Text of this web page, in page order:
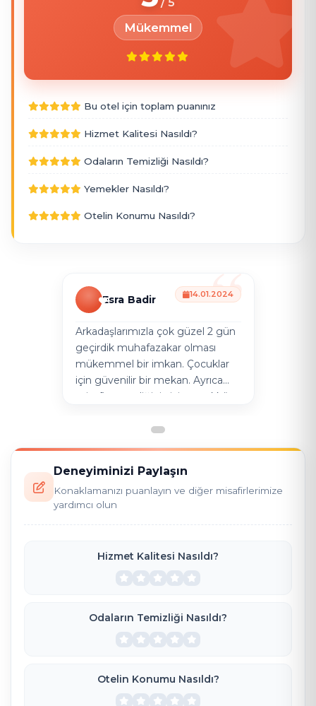
Mükemmel
Bu otel için toplam puanınız
Hizmet Kalitesi Nasıldı?
Odaların Temizliği Nasıldı?
Yemekler Nasıldı?
Otelin Konumu Nasıldı?
Esra Badir
Arkadaşlarımızla çok güzel 2 gün
geçirdik muhafazakar olması
mükemmel bir imkan. Çocuklar
için güvenilir bir mekan. Ayrıca
misafirperverliğiniz için teşekkür
14.01.2024
Deneyiminizi Paylaşın
Konaklamanızı puanlayın ve diğer misafirlerimize
yardımcı olun
Hizmet Kalitesi Nasıldı?
Odaların Temizliği Nasıldı?
Otelin Konumu Nasıldı?